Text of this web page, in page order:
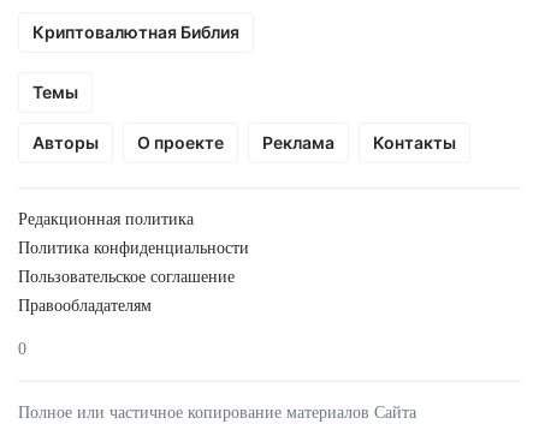
Криптовалютная Библия
Темы
Авторы О проекте Реклама Контакты
Редакционная политика
Политика конфиденциальности
Пользовательское соглашение
Правообладателям
0
Полное или частичное копирование материалов Сайта